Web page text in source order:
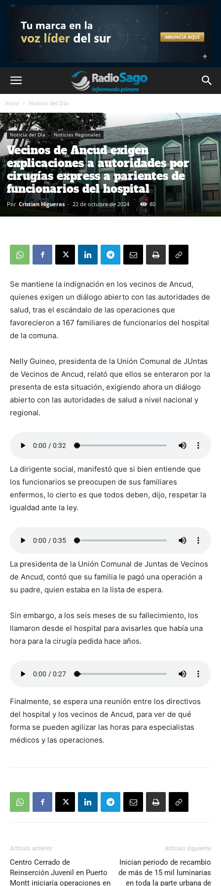
Inicio Noticia del Día
Noticia del Día Noticias Regionales
Vecinos de Ancud exigen
explicaciones a autoridades por
cirugías express a parientes de
funcionarios del hospital
Por Cristian Higueras - 22 de octubre de 2024 80
Se mantiene la indignación en los vecinos de Ancud,
quienes exigen un diálogo abierto con las autoridades de
salud, tras el escándalo de las operaciones que
favorecieron a 167 familiares de funcionarios del hospital
de la comuna.
Nelly Guineo, presidenta de la Unión Comunal de JUntas
de Vecinos de Ancud, relató que ellos se enteraron por la
presenta de esta situación, exigiendo ahora un diálogo
abierto con las autoridades de salud a nivel nacional y
regional.
La dirigente social, manifestó que si bien entiende que
los funcionarios se preocupen de sus familiares
enfermos, lo cierto es que todos deben, dijo, respetar la
igualdad ante la ley.
La presidenta de la Unión Comunal de Juntas de Vecinos
de Ancud, contó que su familia le pagó una operación a
su padre, quien estaba en la lista de espera.
Sin embargo, a los seis meses de su fallecimiento, los
llamaron desde el hospital para avisarles que había una
hora para la cirugía pedida hace años.
Finalmente, se espera una reunión entre los directivos
del hospital y los vecinos de Ancud, para ver de qué
forma se pueden agilizar las horas para especialistas
médicos y las operaciones.
Artículo anterior
Centro Cerrado de
Reinserción Juvenil en Puerto
Montt iniciaría operaciones en
Artículo siguiente
Inician periodo de recambio
de más de 15 mil luminarias
en toda la parte urbana de